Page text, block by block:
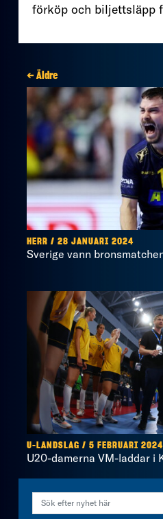
förköp och biljettsläpp
← Äldre
HERR / 28 JANUARI 2024
Sverige vann
U-LANDSLAG / 5 FEBRUARI 2024
U20-damerna VM-laddar i